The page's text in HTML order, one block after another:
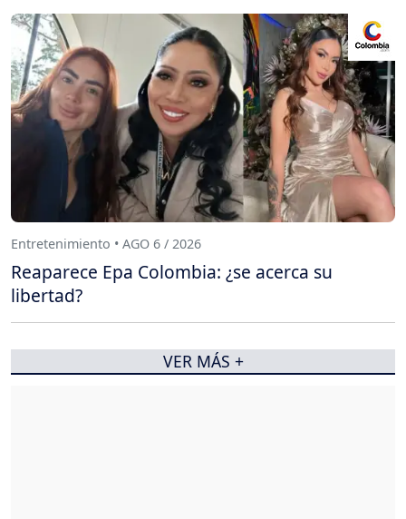
Entretenimiento • AGO 6 / 2026
Reaparece Epa Colombia: ¿se acerca su
libertad?
VER MÁS +